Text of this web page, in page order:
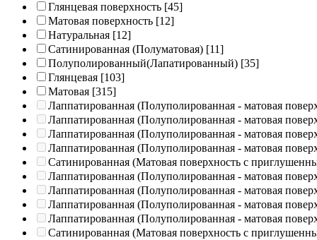
Глянцевая поверхность [45]
Матовая поверхность [12]
Натуральная [12]
Сатинированная (Полуматовая) [11]
Полуполированный(Лапатированный) [35]
Глянцевая [103]
Матовая [315]
Лаппатированная (Полуполированная - матовая
Лаппатированная (Полуполированная - матовая
Лаппатированная (Полуполированная - матовая
Лаппатированная (Полуполированная - матовая
Сатинированная (Матовая поверхность с
Лаппатированная (Полуполированная - матовая
Лаппатированная (Полуполированная - матовая
Лаппатированная (Полуполированная - матовая
Лаппатированная (Полуполированная - матовая
Сатинированная (Матовая поверхность с